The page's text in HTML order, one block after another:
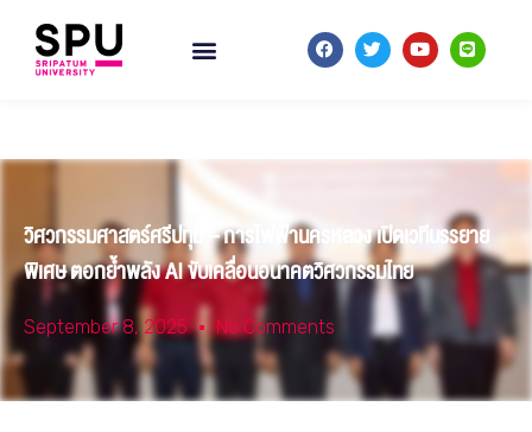
วิศวกรรมศาสตร์ศรีปทุม – การไฟฟ้านครหลวง เปิดเวทีบรรยาย
พิเศษ ตอกย้ำพลัง AI ขับเคลื่อนอนาคตวิศวกรรมไทย
September 8, 2025 No Comments